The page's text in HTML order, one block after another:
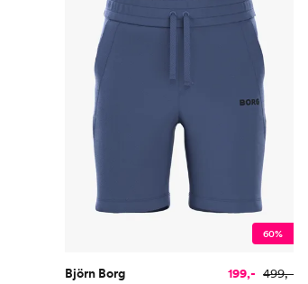
60%
Björn Borg
199,- 499,-